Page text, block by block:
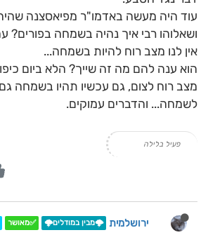
עוד היה מעשה באדמו"ר מפיאסצנה
ושאלוהו רבי איך נהיה בשמחה בפורים?
אין לנו מצב רוח להיות בשמחה...
הוא ענה להם מה זה שייך? הלא ביום
מצב רוח לצום, גם עכשיו תהיו בשמחה
לשמחה... והדברים עמוקים.
פעיל בלילה
ירושלמית 🌩️מבין במודלים🌩️ ✅מאושר